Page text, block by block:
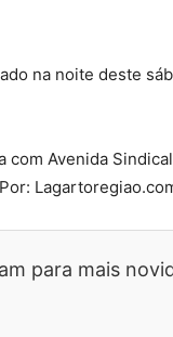
na noite deste
com Avenida
para mais